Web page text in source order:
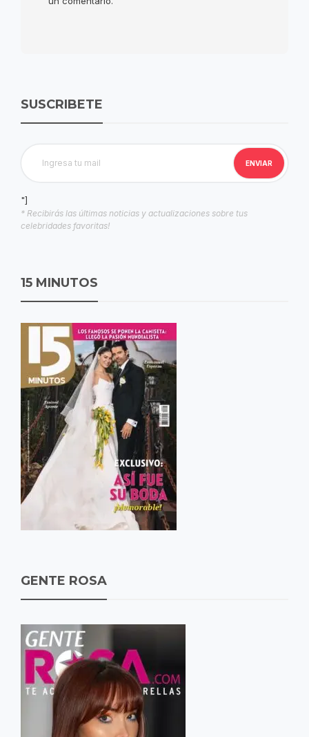
SUSCRIBETE
"]
* Recibirás las últimas noticias y actualizaciones sobre tus
celebridades favoritas!
15 MINUTOS
GENTE ROSA